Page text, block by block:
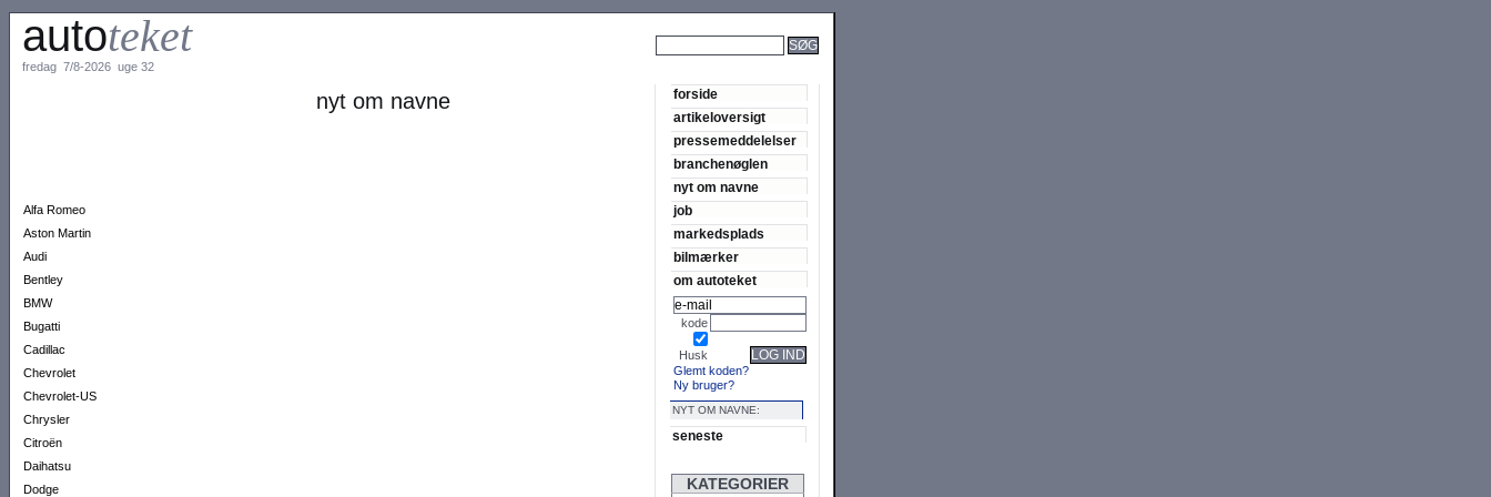
autoteket SØG
fredag 7/8-2026 uge 32
Alfa Romeo
Aston Martin
Audi
Bentley
BMW
Bugatti
Cadillac
Chevrolet
Chevrolet-US
Chrysler
Citroën
Daihatsu
Dodge
nyt om navne
forside
artikeloversigt
pressemeddelelser
branchenøglen
nyt om navne
job
markedsplads
bilmærker
om autoteket
kode
Husk LOG IND
Glemt koden?
Ny bruger?
NYT OM NAVNE:
seneste
KATEGORIER